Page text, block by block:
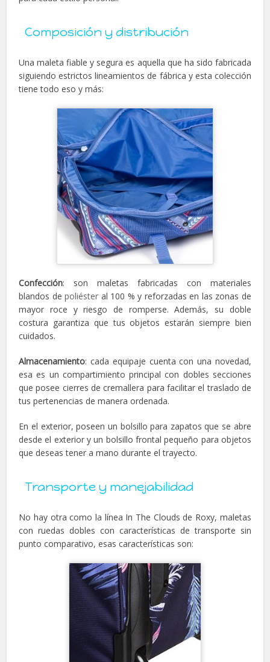
Composición y distribución
Una maleta fiable y segura es aquella que ha sido fabricada
siguiendo estrictos lineamientos de fábrica y esta colección
tiene todo eso y más:
Confección: son maletas fabricadas con materiales
blandos depoliéster al 100 % y reforzadas en las zonas de
mayor roce y riesgo de romperse. Además, su doble
costura garantiza que tus objetos estarán siempre bien
cuidados.
Almacenamiento: cada equipaje cuenta con una novedad,
esa es un compartimiento principal con dobles secciones
que posee cierres de cremallera para facilitar el traslado de
tus pertenencias de manera ordenada.
En el exterior, poseen un bolsillo para zapatos que se abre
desde el exterior y un bolsillo frontal pequeño para objetos
que deseas tener a mano durante el trayecto.
Transporte y manejabilidad
No hay otra como la línea In The Clouds de Roxy, maletas
con ruedas dobles con características de transporte sin
punto comparativo, esas características son: